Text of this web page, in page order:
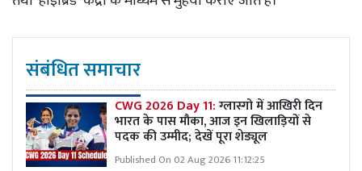
संबंधित समाचार
CWG 2026 Day 11:ग्लास्गो में आखिरी दिन
भारत के पास मौका, आज इन खिलाड़ियों से
पदक की उम्मीद; देखें पूरा शेड्यूल
Published On 02 Aug 2026 11:12:25